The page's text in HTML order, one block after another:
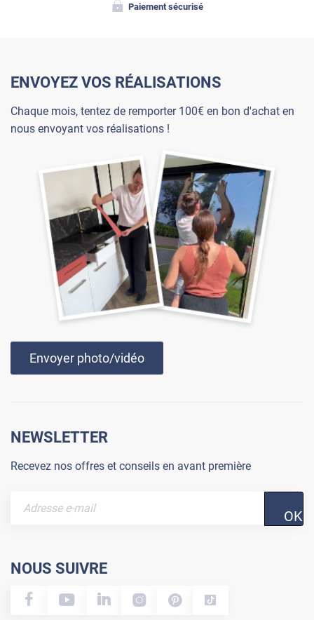
Paiement sécurisé
ENVOYEZ VOS RÉALISATIONS
Chaque mois, tentez de remporter 100€ en bon d'achat en
nous envoyant vos réalisations !
Envoyer photo/vidéo
NEWSLETTER
Recevez nos offres et conseils en avant première
OK
NOUS SUIVRE